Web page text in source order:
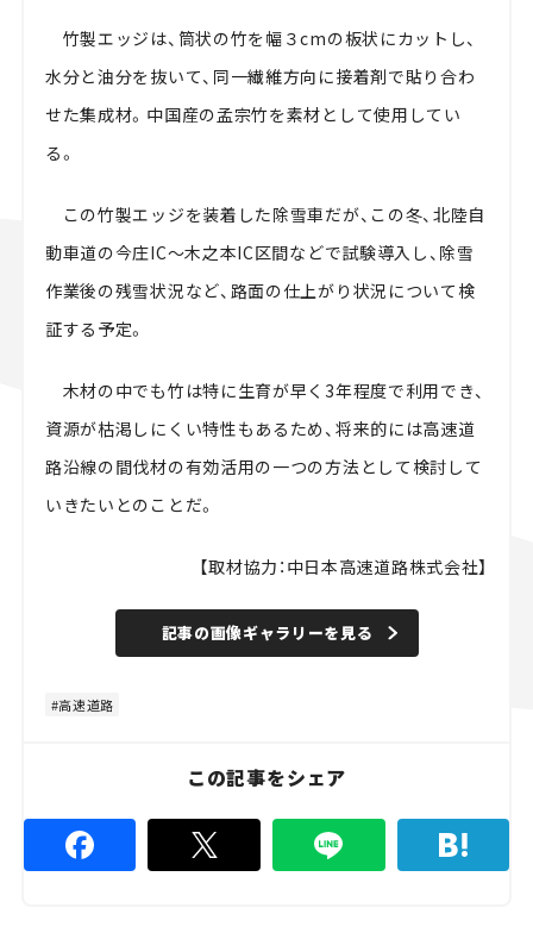
竹製エッジは、筒状の竹を幅３cmの板状にカットし、
水分と油分を抜いて、同一繊維方向に接着剤で貼り合わ
せた集成材。中国産の孟宗竹を素材として使用してい
る。
この竹製エッジを装着した除雪車だが、この冬、北陸自
動車道の今庄IC～木之本IC区間などで試験導入し、除雪
作業後の残雪状況など、路面の仕上がり状況について検
証する予定。
木材の中でも竹は特に生育が早く3年程度で利用でき、
資源が枯渇しにくい特性もあるため、将来的には高速道
路沿線の間伐材の有効活用の一つの方法として検討して
いきたいとのことだ。
【取材協力：中日本高速道路株式会社】
記事の画像ギャラリーを見る
高速道路
この記事をシェア